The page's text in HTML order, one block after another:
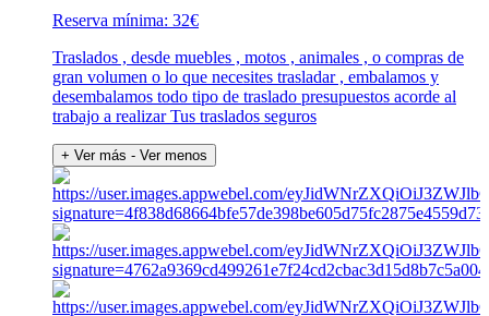
Reserva mínima: 32€
Traslados , desde muebles , motos , animales , o compras de
gran volumen o lo que necesites trasladar , embalamos y
desembalamos todo tipo de traslado presupuestos acorde al
trabajo a realizar Tus traslados seguros
+ Ver más - Ver menos